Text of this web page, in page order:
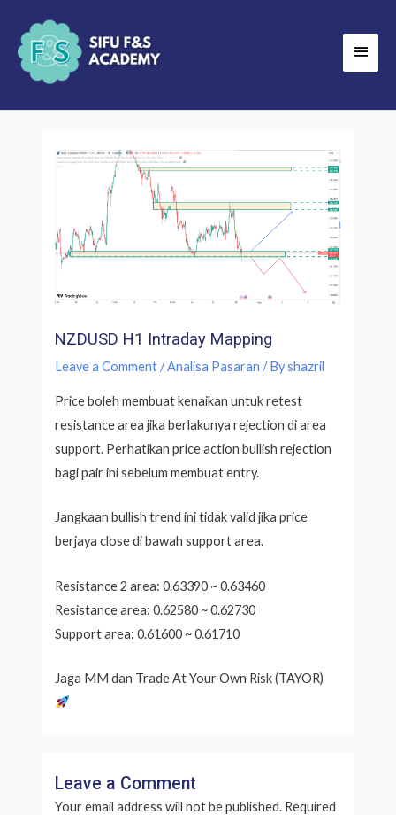
content
Menu
NZDUSD H1 Intraday Mapping
Leave a Comment /Analisa Pasaran / Byshazril
Price boleh membuat kenaikan untuk retest
resistance area jika berlakunya rejection di area
support. Perhatikan price action bullish rejection
bagi pair ini sebelum membuat entry.
Jangkaan bullish trend ini tidak valid jika price
berjaya close di bawah support area.
Resistance 2 area: 0.63390 ~ 0.63460
Resistance area: 0.62580 ~ 0.62730
Support area: 0.61600 ~ 0.61710
Jaga MM dan Trade At Your Own Risk (TAYOR)
Leave a Comment
Your email address will not be published. Required